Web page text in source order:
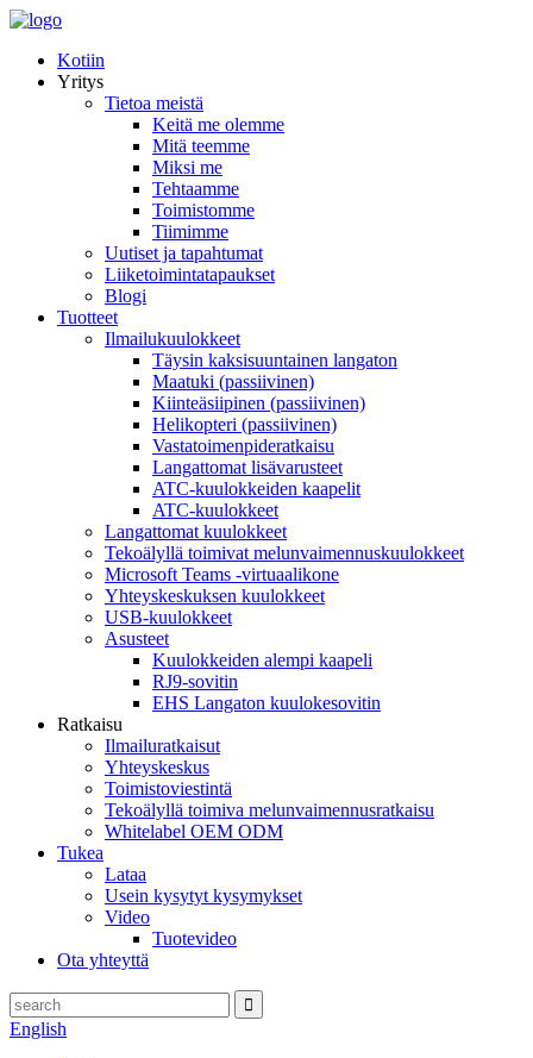
Kotiin
Yritys
Tietoa meistä
Keitä me olemme
Mitä teemme
Miksi me
Tehtaamme
Toimistomme
Tiimimme
Uutiset ja tapahtumat
Liiketoimintatapaukset
Blogi
Tuotteet
Ilmailukuulokkeet
Täysin kaksisuuntainen langaton
Maatuki (passiivinen)
Kiinteäsiipinen (passiivinen)
Helikopteri (passiivinen)
Vastatoimenpideratkaisu
Langattomat lisävarusteet
ATC-kuulokkeiden kaapelit
ATC-kuulokkeet
Langattomat kuulokkeet
Tekoälyllä toimivat melunvaimennuskuulokkeet
Microsoft Teams -virtuaalikone
Yhteyskeskuksen kuulokkeet
USB-kuulokkeet
Asusteet
Kuulokkeiden alempi kaapeli
RJ9-sovitin
EHS Langaton kuulokesovitin
Ratkaisu
Ilmailuratkaisut
Yhteyskeskus
Toimistoviestintä
Tekoälyllä toimiva melunvaimennusratkaisu
Whitelabel OEM ODM
Tukea
Lataa
Usein kysytyt kysymykset
Video
Tuotevideo
Ota yhteyttä
English